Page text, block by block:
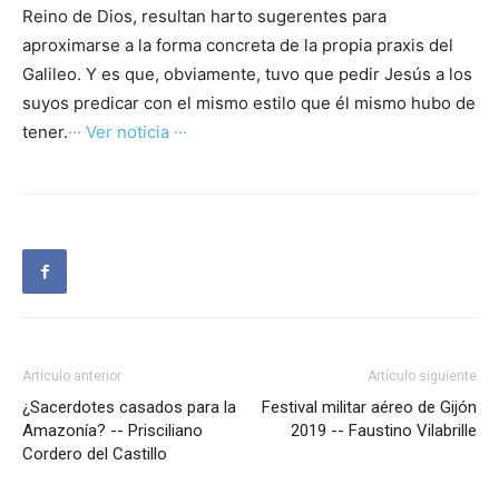
Reino de Dios, resultan harto sugerentes para
aproximarse a la forma concreta de la propia praxis del
Galileo. Y es que, obviamente, tuvo que pedir Jesús a los
suyos predicar con el mismo estilo que él mismo hubo de
tener.··· Ver noticia ···
Artículo anterior
¿Sacerdotes casados para la
Amazonía? -- Prisciliano
Cordero del Castillo
Artículo siguiente
Festival militar aéreo de Gijón
2019 -- Faustino Vilabrille